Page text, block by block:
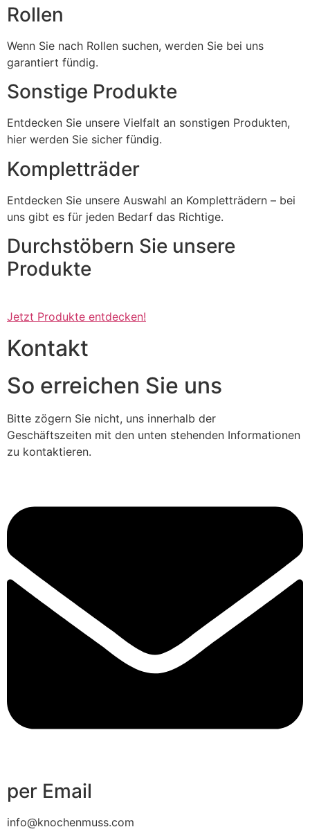
Rollen
Wenn Sie nach Rollen suchen, werden Sie bei uns
garantiert fündig.
Sonstige Produkte
Entdecken Sie unsere Vielfalt an sonstigen Produkten,
hier werden Sie sicher fündig.
Kompletträder
Entdecken Sie unsere Auswahl an Kompletträdern – bei
uns gibt es für jeden Bedarf das Richtige.
Durchstöbern Sie unsere
Produkte
Jetzt Produkte entdecken!
Kontakt
So erreichen Sie uns
Bitte zögern Sie nicht, uns innerhalb der
Geschäftszeiten mit den unten stehenden Informationen
zu kontaktieren.
per Email
info@knochenmuss.com